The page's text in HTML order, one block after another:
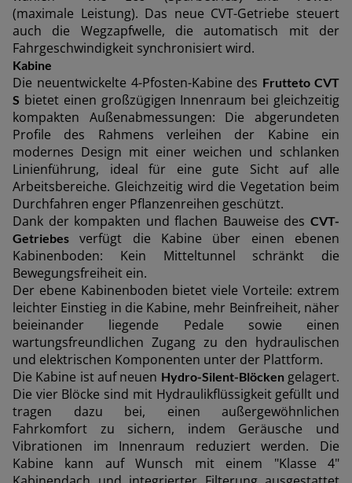
(maximale Leistung). Das neue CVT-Getriebe steuert
auch die Wegzapfwelle, die automatisch mit der
Fahrgeschwindigkeit synchronisiert wird.
Kabine
Die neuentwickelte 4-Pfosten-Kabine des Frutteto CVT
S bietet einen großzügigen Innenraum bei gleichzeitig
kompakten Außenabmessungen: Die abgerundeten
Profile des Rahmens verleihen der Kabine ein
modernes Design mit einer weichen und schlanken
Linienführung, ideal für eine gute Sicht auf alle
Arbeitsbereiche. Gleichzeitig wird die Vegetation beim
Durchfahren enger Pflanzenreihen geschützt.
Dank der kompakten und flachen Bauweise des CVT-
Getriebes verfügt die Kabine über einen ebenen
Kabinenboden: Kein Mitteltunnel schränkt die
Bewegungsfreiheit ein.
Der ebene Kabinenboden bietet viele Vorteile: extrem
leichter Einstieg in die Kabine, mehr Beinfreiheit, näher
beieinander liegende Pedale sowie einen
wartungsfreundlichen Zugang zu den hydraulischen
und elektrischen Komponenten unter der Plattform.
Die Kabine ist auf neuen Hydro-Silent-Blöckengelagert.
Die vier Blöcke sind mit Hydraulikflüssigkeit gefüllt und
tragen dazu bei, einen außergewöhnlichen
Fahrkomfort zu sichern, indem Geräusche und
Vibrationen im Innenraum reduziert werden. Die
Kabine kann auf Wunsch mit einem "Klasse 4"